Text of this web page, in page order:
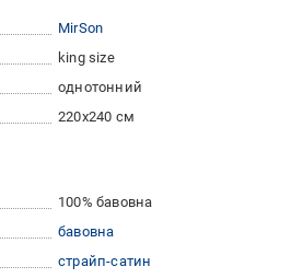
MirSon
king size
однотонний
220x240 см
100% бавовна
бавовна
страйп-сатин